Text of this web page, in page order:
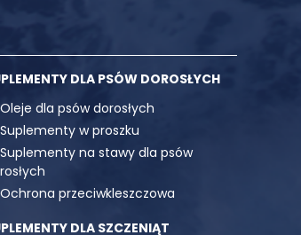
DLA PSÓW DOROSŁYCH
Oleje dla psów dorosłych
Suplementy w proszku
Suplementy na stawy dla psów
Ochrona przeciwkleszczowa
DLA SZCZENIĄT